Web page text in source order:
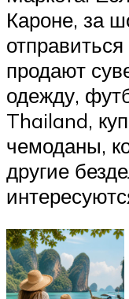
Кароне, за
продают
одежду,
Thailand,
чемоданы,
другие